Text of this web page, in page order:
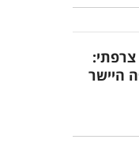
היישר